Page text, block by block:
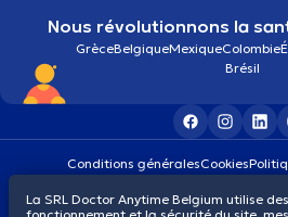
Nous révolutionnons la
GrèceBelgiqueMexiqueColombie
Brésil
Conditions généralesCookies
La SRL Doctor Anytime Belgium utilise